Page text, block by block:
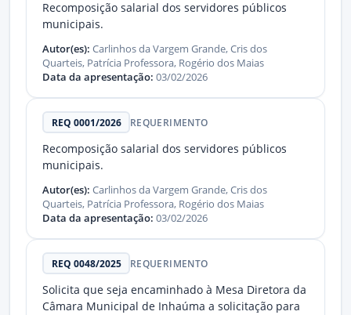
Recomposição salarial dos servidores públicos
municipais.
Autor(es): Carlinhos da Vargem Grande, Cris dos
Quarteis, Patrícia Professora, Rogério dos Maias
Data da apresentação: 03/02/2026
REQ 0001/2026 REQUERIMENTO
Recomposição salarial dos servidores públicos
municipais.
Autor(es): Carlinhos da Vargem Grande, Cris dos
Quarteis, Patrícia Professora, Rogério dos Maias
Data da apresentação: 03/02/2026
REQ 0048/2025 REQUERIMENTO
Solicita que seja encaminhado à Mesa Diretora da
Câmara Municipal de Inhaúma a solicitação para